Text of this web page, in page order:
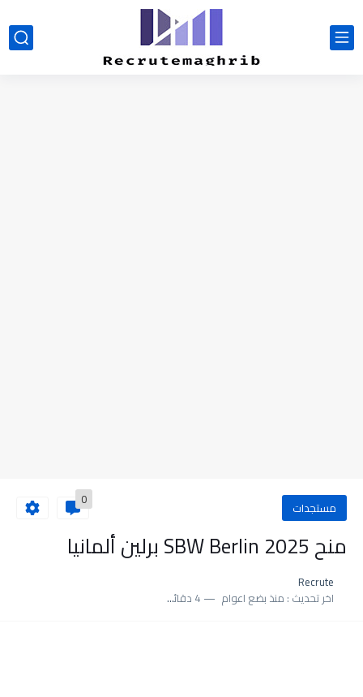
مستجدات 0
منح SBW Berlin 2025 برلين ألمانيا
Recrute
اخر تحديث : منذ بضع اعوام 4 دقائق للقراءة